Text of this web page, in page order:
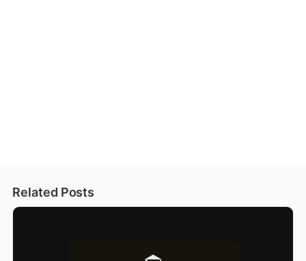
Related Posts